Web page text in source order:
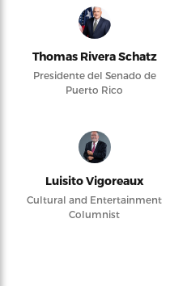
Thomas Rivera Schatz
Presidente del Senado de
Puerto Rico
Luisito Vigoreaux
Cultural and Entertainment
Columnist